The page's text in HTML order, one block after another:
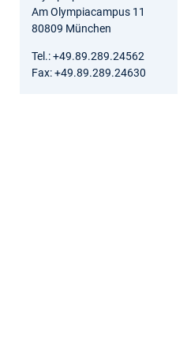
Am Olympiacampus 11
80809 München
Tel.: +49.89.289.24562
Fax: +49.89.289.24630